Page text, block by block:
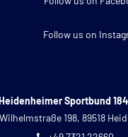
Follow us on
Sportbund
Wilhelmstraße 198, 89518